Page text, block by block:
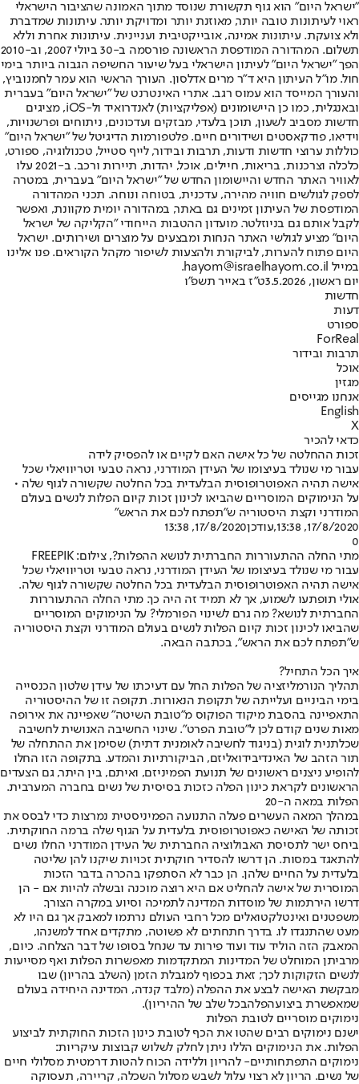
"ישראל היום" הוא גוף תקשורת שנוסד מתוך האמונה שהציבור הישראלי
ראוי לעיתונות טובה יותר, מאוזנת יותר ומדויקת יותר. עיתונות שמדברת
ולא צועקת. עיתונות אמינה, אובייקטיבית ועניינית. עיתונות אחרת וללא
תשלום. המהדורה המודפסת הראשונה פורסמה ב-30 ביולי 2007, וב-2010
הפך "ישראל היום" לעיתון הישראלי בעל שיעור החשיפה הגבוה ביותר בימי
חול. מו"ל העיתון היא ד"ר מרים אדלסון. העורך הראשי הוא עמר לחמנוביץ,
והעורך המייסד הוא עמוס רגב. אתרי האינטרנט של "ישראל היום" בעברית
ובאנגלית, כמו כן היישומונים (אפליקציות) לאנדרואיד ול-iOS, מציגים
חדשות מסביב לשעון, תוכן בלעדי, מבזקים ועדכונים, ניתוחים ופרשנויות,
וידיאו, פודקאסטים ושידורים חיים. פלטפורמות הדיגיטל של "ישראל היום"
כוללות ערוצי חדשות ודעות, תרבות ובידור, לייף סטייל, טכנולוגיה, ספורט,
כלכלה וצרכנות, בריאות, חיילים, אוכל, יהדות, תיירות ורכב. ב-2021 עלו
לאוויר האתר החדש והיישומון החדש של "ישראל היום" בעברית, במטרה
לספק לגולשים חוויה מהירה, עדכנית, בטוחה ונוחה. תכני המהדורה
המודפסת של העיתון זמינים גם באתר, במהדורה יומית מקוונת, ואפשר
לקבל אותם גם בניוזלטר. מועדון ההטבות הייחודי "הקליקה של ישראל
היום" מציע לגולשי האתר הנחות ומבצעים על מוצרים ושירותים. ישראל
היום פתוח להערות, לביקורת ולהצעות לשיפור מקהל הקוראים. פנו אלינו
במייל hayom@israelhayom.co.il.
יום ראשון, 3.5.2026
ט"ז באייר תשפ"ו
חדשות
דעות
ספורט
ForReal
תרבות ובידור
אוכל
מגזין
אנחנו מגייסים
English
X
כדאי להכיר
זכות ההחלטה של כל אישה האם לקיים או להפסיק לידה
עבור מי שנולד בעיצומו של העידן המודרני, נראה טבעי וטריוויאלי שכל
אישה תהיה האפוטרופוסית הבלעדית בכל החלטה שקשורה לגוף שלה •
על הנימוקים המוסריים שהביאו לכינון זכות קיום הפלות לנשים בעולם
המודרני וקצת היסטוריה ש"תפתח לכם את הראש"
17/8/2020, 13:38
,עודכן17/8/2020, 13:38
0
מתי החלה ההתעוררות החברתית לנושא ההפלות?, צילום: FREEPIK
עבור מי שנולד בעיצומו של העידן המודרני, נראה טבעי וטריוויאלי שכל
אישה תהיה האפוטרופוסית הבלעדית בכל החלטה שקשורה לגוף שלה.
אולי תופתעו לשמוע, אך לא תמיד זה היה כך. מתי החלה ההתעוררות
החברתית לנושא? מה גרם לשינוי הפורמלי? על הנימוקים המוסריים
שהביאו לכינון זכות קיום הפלות לנשים בעולם המודרני וקצת היסטוריה
ש"תפתח לכם את הראש", בכתבה הבאה.
איך הכל התחיל?
תהליך הנורמליזציה של הפלות החל עם דעיכתו של עידן שלטון הכנסייה
בימי הביניים ועלייתה של תקופת הנאורות. תקופה זו של ההיסטוריה
התאפיינה בהסבת מיקוד הפוקוס מ"טובת השיטה" שאפיינה את אירופה
מאות שנים קודם לכן ל"טובת הפרט". שינוי החשיבה האנושית לחשיבה
שכלתנית לוגית (בניגוד לחשיבה לאומנית דתית) שסימן את ההתחלה של
תור הזהב של האינדיבידואליזם, הביקורתיות והמדע. בתקופה הזו החלו
להופיע ניצנים ראשונים של תנועת הפמיניזם, ואיתם, בין היתר, גם הצעדים
הראשונים לקראת כינון הפלה כזכות בסיסית של נשים בחברה המערבית.
הפלות במאה ה-20
במהלך המאה העשרים פעלה התנועה הפמיניסטית נמרצות כדי לבסס את
זכותה של האישה כאפוטרופוסית בלעדית על הגוף שלה ברמה החוקתית.
ביחס ישר לתסיסת האבולוציה החברתית של העידן המודרני החלו נשים
להתאגד במסות. הן דרשו להסדיר חוקתית זכויות שיקנו להן שליטה
בלעדית על החיים שלהן. הן כבר לא הסתפקו בהכרה בדבר הזכות
המוסרית של אישה להחליט אם היא רוצה מוכנה ובשלה להיות אם - הן
דרשו הירתמות של מוסדות המדינה לתמיכה וסיוע במקרה הצורך.
משפטנים ואינטלקטואלים מכל רחבי העולם נרתמו למאבק אך גם היו לא
מעט שהתנגדו לו. בדרך חתחתים לא פשוטה, מתקדים אחד למשנהו,
המאבק הזה הוליד עוד ועוד פירות עד שנחל בסופו של דבר הצלחה. כיום,
מרביתן המוחלט של המדינות המתקדמות מאפשרות הפלות ואף מסייעות
לנשים הזקוקות לכך; זאת בכפוף למגבלת הזמן (השלב בהריון) שבו
מבקשת האישה לבצע את ההפלה (מלבד קנדה, המדינה היחידה בעולם
שמאפשרת ביצועהפלהבכל שלב של ההיריון).
נימוקים מוסריים לטובת הפלות
ישנם נימוקים רבים שהטו את הכף לטובת כינון הזכות החוקתית לביצוע
הפלות. את הנימוקים הללו ניתן לחלק לשלוש קבוצות עיקריות:
נימוקים התפתחותיים- להריון וללידה הכוח להטות דרמטית מסלולי חיים
של נשים. הריון לא רצוי עלול לשבש מסלול השכלה, קריירה, תעסוקה